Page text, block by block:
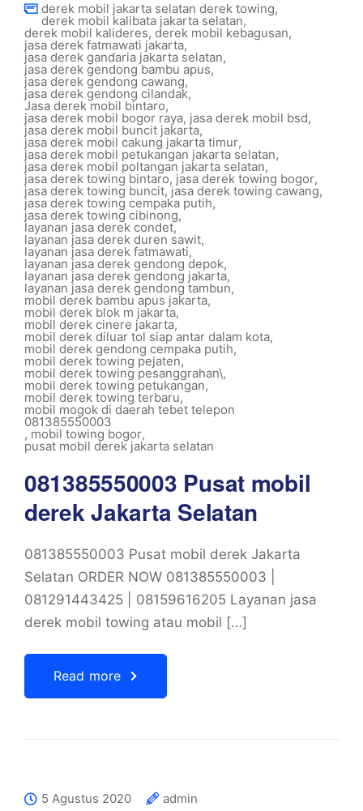
derek mobil jakarta selatan derek towing,
derek mobil kalibata jakarta selatan,
derek mobil kalideres, derek mobil kebagusan,
jasa derek fatmawati jakarta,
jasa derek gandaria jakarta selatan,
jasa derek gendong bambu apus,
jasa derek gendong cawang,
jasa derek gendong cilandak,
Jasa derek mobil bintaro,
jasa derek mobil bogor raya, jasa derek mobil bsd,
jasa derek mobil buncit jakarta,
jasa derek mobil cakung jakarta timur,
jasa derek mobil petukangan jakarta selatan,
jasa derek mobil poltangan jakarta selatan,
jasa derek towing bintaro, jasa derek towing bogor,
jasa derek towing buncit,jasa derek towing cawang,
jasa derek towing cempaka putih,
jasa derek towing cibinong,
layanan jasa derek condet,
layanan jasa derek duren sawit,
layanan jasa derek fatmawati,
layanan jasa derek gendong depok,
layanan jasa derek gendong jakarta,
layanan jasa derek gendong tambun,
mobil derek bambu apus jakarta,
mobil derek blok m jakarta,
mobil derek cinere jakarta,
mobil derek diluar tol siap antar dalam kota,
mobil derek gendong cempaka putih,
mobil derek towing pejaten,
mobil derek towing pesanggrahan\,
mobil derek towing petukangan,
mobil derek towing terbaru,
mobil mogok di daerah tebet telepon
081385550003
, mobil towing bogor,
pusat mobil derek jakarta selatan
081385550003 Pusat mobil
derek Jakarta Selatan
081385550003 Pusat mobil derek Jakarta
Selatan ORDER NOW 081385550003 |
081291443425 | 08159616205 Layanan jasa
derek mobil towing atau mobil […]
Read more
5 Agustus 2020
admin